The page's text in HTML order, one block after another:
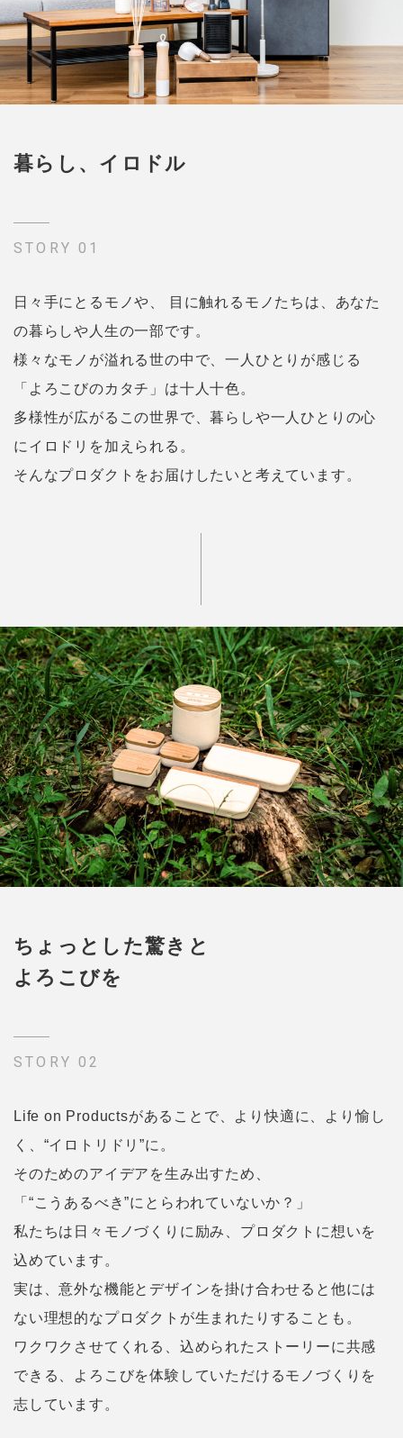
暮らし、イロドル
STORY 01
日々手にとるモノや、 目に触れるモノたちは、あなた
の暮らしや人生の一部です。
様々なモノが溢れる世の中で、一人ひとりが感じる
「よろこびのカタチ」は十人十色。
多様性が広がるこの世界で、暮らしや一人ひとりの心
にイロドリを加えられる。
そんなプロダクトをお届けしたいと考えています。
ちょっとした驚きと
よろこびを
STORY 02
Life on Productsがあることで、より快適に、より愉し
く、“イロトリドリ”に。
そのためのアイデアを生み出すため、
「“こうあるべき”にとらわれていないか？」
私たちは日々モノづくりに励み、プロダクトに想いを
込めています。
実は、意外な機能とデザインを掛け合わせると他には
ない理想的なプロダクトが生まれたりすることも。
ワクワクさせてくれる、込められたストーリーに共感
できる、
よろこびを体験していただけるモノづくりを
志しています。